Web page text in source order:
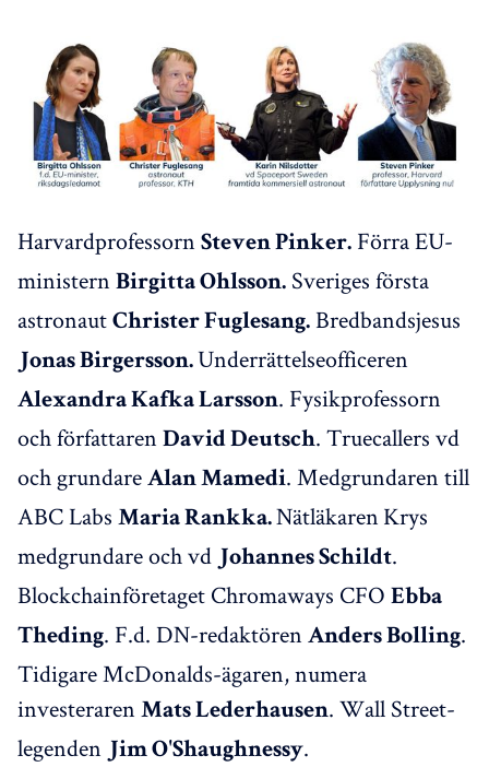
Harvardprofessorn Steven Pinker. Förra EU-
ministern Birgitta Ohlsson. Sveriges första
astronaut Christer Fuglesang. Bredbandsjesus
Jonas Birgersson.Underrättelseofficeren
Alexandra Kafka Larsson. Fysikprofessorn
och författaren David Deutsch. Truecallers vd
och grundare Alan Mamedi. Medgrundaren till
ABC Labs Maria Rankka.Nätläkaren Krys
medgrundare och vd Johannes Schildt.
Blockchainföretaget Chromaways CFO Ebba
Theding. F.d. DN-redaktören Anders Bolling.
Tidigare McDonalds-ägaren, numera
investeraren Mats Lederhausen. Wall Street-
legenden Jim O'Shaughnessy.